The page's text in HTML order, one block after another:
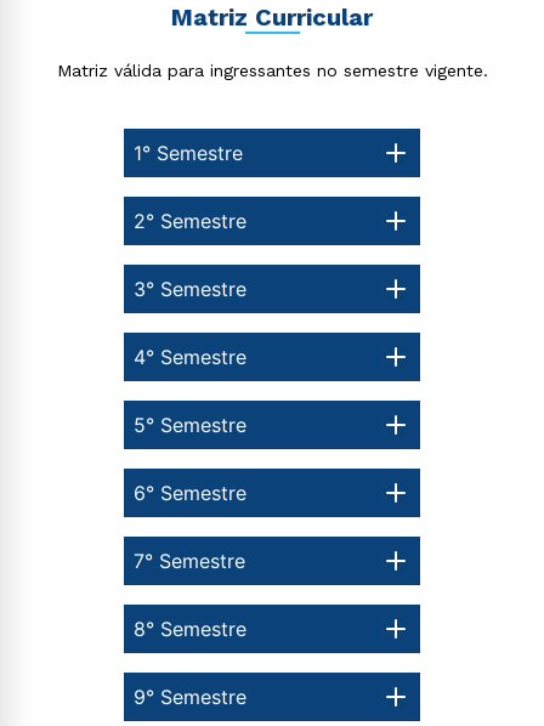
Matriz Curricular
Matriz válida para ingressantes no semestre vigente.
1° Semestre
9° Semestre
8° Semestre
7° Semestre
6° Semestre
5° Semestre
4° Semestre
3° Semestre
2° Semestre